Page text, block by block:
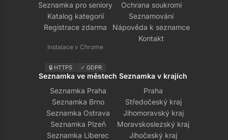
Seznamka pro seniory
Katalog kategorií
Registrace zdarma
Instalace v Chrome
🔒 HTTPS ✓ GDPR
Ochrana soukromí
Seznamování
Nápověda k seznamce
Kontakt
Seznamka ve městech
Seznamka Praha
Seznamka Brno
Seznamka Ostrava
Seznamka Plzeň
Seznamka Liberec
Seznamka v krajích
Praha
Středočeský kraj
Jihomoravský kraj
Moravskoslezský kraj
Jihočeský kraj